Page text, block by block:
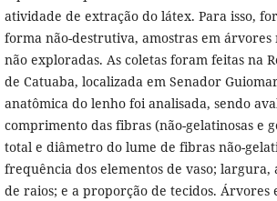
atividade de extração do látex. Para isso,
forma não-destrutiva, amostras em árvores
não exploradas. As coletas foram feitas na
de Catuaba, localizada em Senador
anatômica do lenho foi analisada, sendo
comprimento das fibras (não-gelatinosas e
total e diâmetro do lume de fibras não-
frequência dos elementos de vaso;
de raios; e a proporção de tecidos. Árvores